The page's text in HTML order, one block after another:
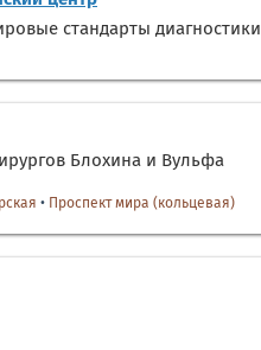
стандарты
Блохина и Вульфа
• Проспект мира (кольцевая)